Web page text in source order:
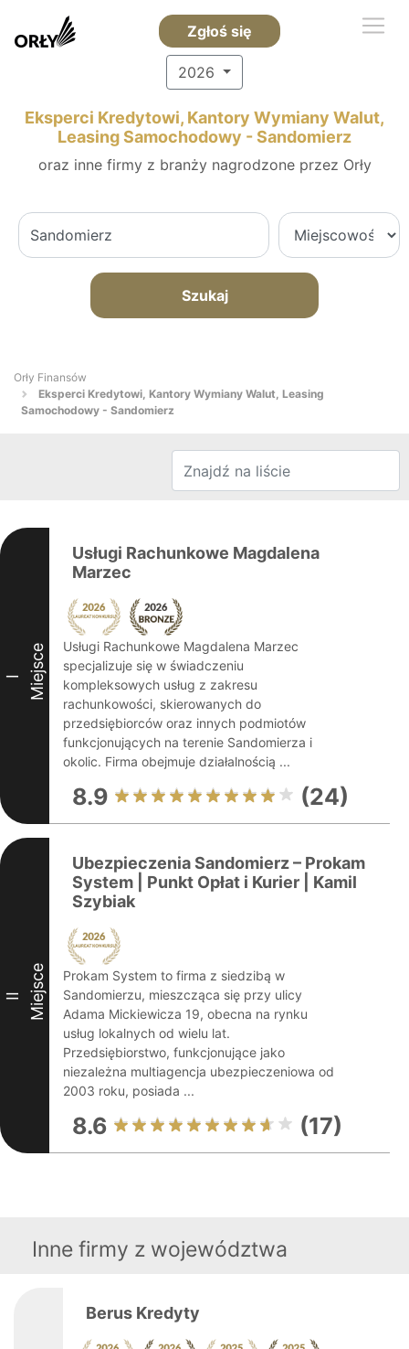
Zgłoś się
2026
Eksperci Kredytowi, Kantory Wymiany Walut,
Leasing Samochodowy - Sandomierz
oraz inne firmy z branży nagrodzone przez Orły
Szukaj
Orły Finansów
Eksperci Kredytowi, Kantory Wymiany Walut, Leasing
Samochodowy - Sandomierz
I Miejsce
Usługi Rachunkowe Magdalena
Marzec
Usługi Rachunkowe Magdalena Marzec
specjalizuje się w świadczeniu
kompleksowych usług z zakresu
rachunkowości, skierowanych do
przedsiębiorców oraz innych podmiotów
funkcjonujących na terenie Sandomierza i
okolic. Firma obejmuje działalnością ...
8.9 (24)
II Miejsce
Ubezpieczenia Sandomierz – Prokam
System | Punkt Opłat i Kurier | Kamil
Szybiak
Prokam System to firma z siedzibą w
Sandomierzu, mieszcząca się przy ulicy
Adama Mickiewicza 19, obecna na rynku
usług lokalnych od wielu lat.
Przedsiębiorstwo, funkcjonujące jako
niezależna multiagencja ubezpieczeniowa od
2003 roku, posiada ...
8.6 (17)
Inne firmy z województwa
Berus Kredyty